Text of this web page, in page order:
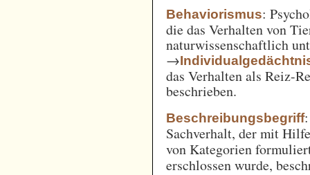
Behaviorismus:
die das Verhalten von
naturwissenschaftlich
→
das Verhalten als Reiz-
beschrieben.
Beschreibungsbegriff
Sachverhalt, der mit
von Kategorien
erschlossen wurde,